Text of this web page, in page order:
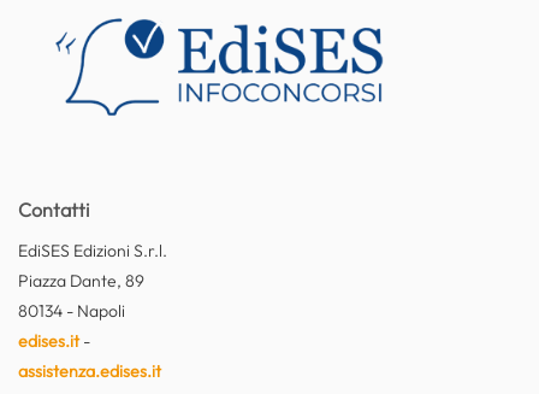
Contatti
EdiSES Edizioni S.r.l.
Piazza Dante, 89
80134 - Napoli
edises.it-
assistenza.edises.it